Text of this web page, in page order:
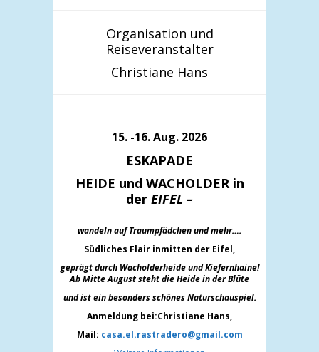
Organisation und
Reiseveranstalter
Christiane Hans
15. -16. Aug. 2026
ESKAPADE
HEIDE und WACHOLDER in
der EIFEL –
wandeln auf Traumpfädchen und mehr….
Südliches Flair inmitten der Eifel,
geprägt durch Wacholderheide und Kiefernhaine!
Ab Mitte August steht die Heide in der Blüte
und ist ein besonders schönes Naturschauspiel.
Anmeldung bei:Christiane Hans,
Mail: casa.el.rastradero@gmail.com